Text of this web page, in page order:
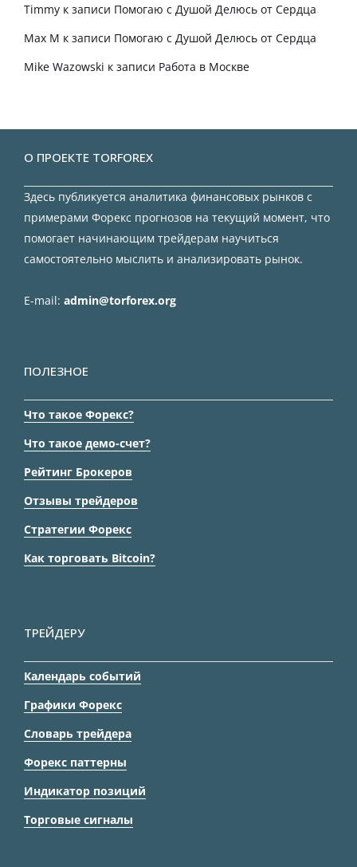
Timmy к записи Помогаю с Душой Делюсь от Сердца
Max M к записи Помогаю с Душой Делюсь от Сердца
Mike Wazowski к записи Работа в Москве
О ПРОЕКТЕ TORFOREX
Здесь публикуется аналитика финансовых рынков с
примерами Форекс прогнозов на текущий момент, что
помогает начинающим трейдерам научиться
самостоятельно мыслить и анализировать рынок.
E-mail: admin@torforex.org
ПОЛЕЗНОЕ
Что такое Форекс?
Что такое демо-счет?
Рейтинг Брокеров
Отзывы трейдеров
Стратегии Форекс
Как торговать Bitcoin?
ТРЕЙДЕРУ
Календарь событий
Графики Форекс
Словарь трейдера
Форекс паттерны
Индикатор позиций
Торговые сигналы